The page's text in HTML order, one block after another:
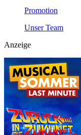
Promotion
Unser Team
Anzeige